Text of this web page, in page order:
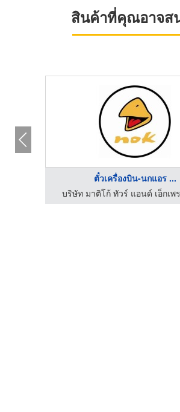
สินค้าที่คุณอาจส
ตั๋วเครื่องบิน-นกแอร ...
บริษัท มาติโก้ ทัวร์ แอนด์ เอ็กเพ